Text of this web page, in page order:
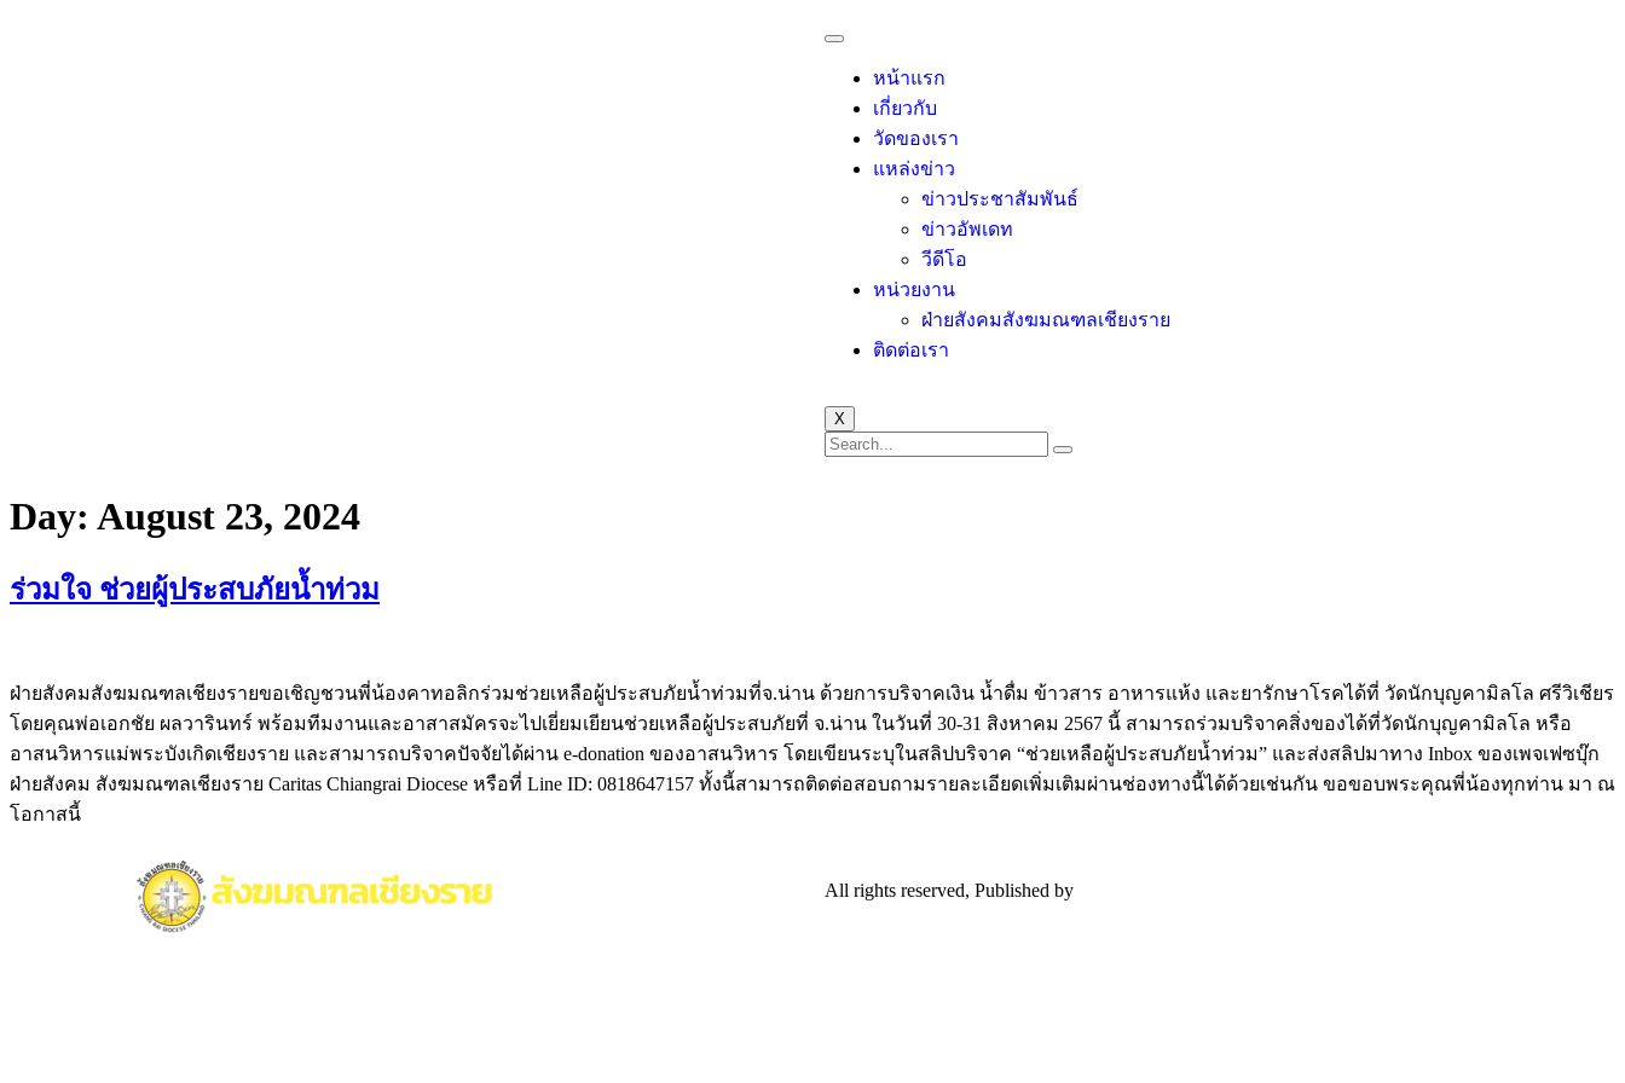
หน้าแรก
เกี่ยวกับ
วัดของเรา
แหล่งข่าว
ข่าวประชาสัมพันธ์
ข่าวอัพเดท
วีดีโอ
หน่วยงาน
ฝ่ายสังคมสังฆมณฑลเชียงราย
ติดต่อเรา
X
Day: August 23, 2024
ร่วมใจ ช่วยผู้ประสบภัยน้ำท่วม
ฝ่ายสังคมสังฆมณฑลเชียงรายขอเชิญชวนพี่น้องคาทอลิกร่วมช่วยเหลือผู้ประสบภัยน้ำท่วมที่จ.น่าน ด้วยการบริจาคเงิน น้ำดื่ม ข้าวสาร อาหารแห้ง และยารักษาโรคได้ที่ วัดนักบุญคามิลโล ศรีวิเชียร
โดยคุณพ่อเอกชัย ผลวารินทร์ พร้อมทีมงานและอาสาสมัครจะไปเยี่ยมเยียนช่วยเหลือผู้ประสบภัยที่ จ.น่าน ในวันที่ 30-31 สิงหาคม 2567 นี้ สามารถร่วมบริจาคสิ่งของได้ที่วัดนักบุญคามิลโล หรือ
อาสนวิหารแม่พระบังเกิดเชียงราย และสามารถบริจาคปัจจัยได้ผ่าน e-donation ของอาสนวิหาร โดยเขียนระบุในสลิปบริจาค “ช่วยเหลือผู้ประสบภัยน้ำท่วม” และส่งสลิปมาทาง Inbox ของเพจเฟซบุ๊ก
ฝ่ายสังคม สังฆมณฑลเชียงราย Caritas Chiangrai Diocese หรือที่ Line ID: 0818647157 ทั้งนี้สามารถติดต่อสอบถามรายละเอียดเพิ่มเติมผ่านช่องทางนี้ได้ด้วยเช่นกัน ขอขอบพระคุณพี่น้องทุกท่าน มา ณ
โอกาสนี้
All rights reserved, Published by